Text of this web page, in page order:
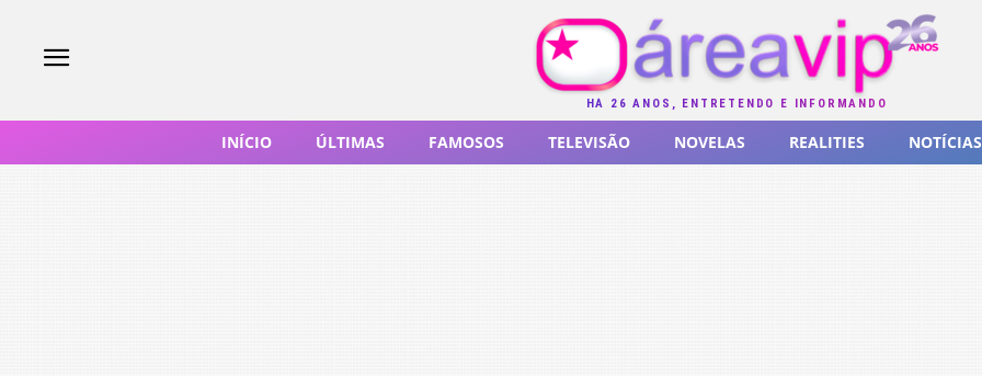
HÁ 26 ANOS, ENTRETENDO E INFORMANDO
INÍCIO ÚLTIMAS FAMOSOS TELEVISÃO NOVELAS REALITIES NOTÍCIAS